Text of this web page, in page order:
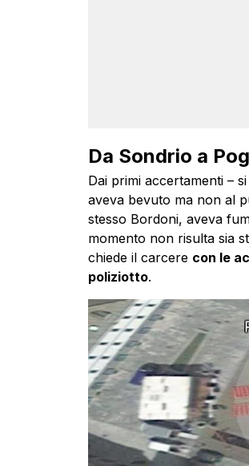
Da Sondrio a
Dai primi accertamenti –
aveva bevuto ma non al
stesso Bordoni, aveva
momento non risulta sia
chiede il carcere con le
poliziotto.